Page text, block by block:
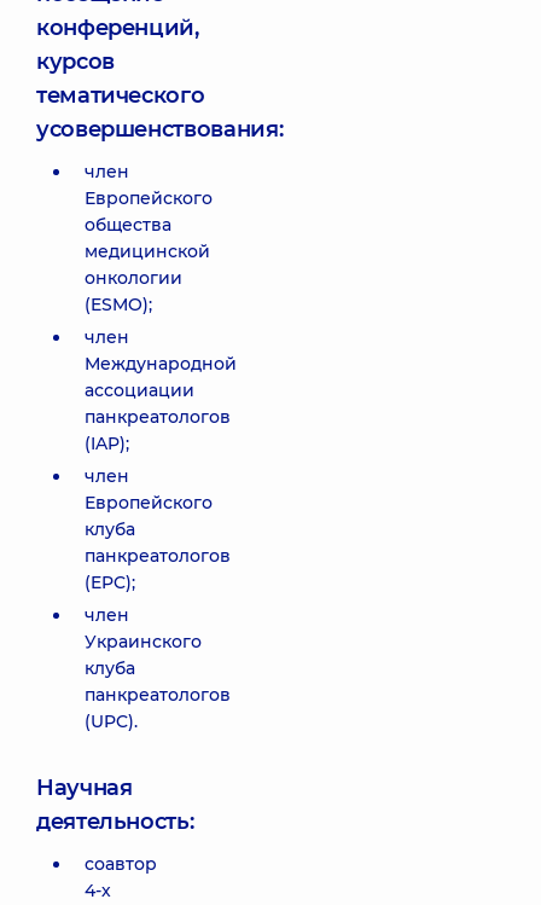
конференций,
курсов
тематического
усовершенствования:
член
Европейского
общества
медицинской
онкологии
(ESMO);
член
Международной
ассоциации
панкреатологов
(IAP);
член
Европейского
клуба
панкреатологов
(EPC);
член
Украинского
клуба
панкреатологов
(UPC).
Научная
деятельность:
соавтор
4-х